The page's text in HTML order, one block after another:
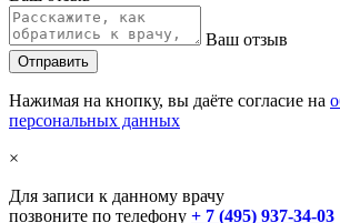
Ваш отзыв
Нажимая на кнопку, вы даёте согласие на
персональных данных
×
Для записи к данному врачу
позвоните по телефону + 7 (495) 937-34-03